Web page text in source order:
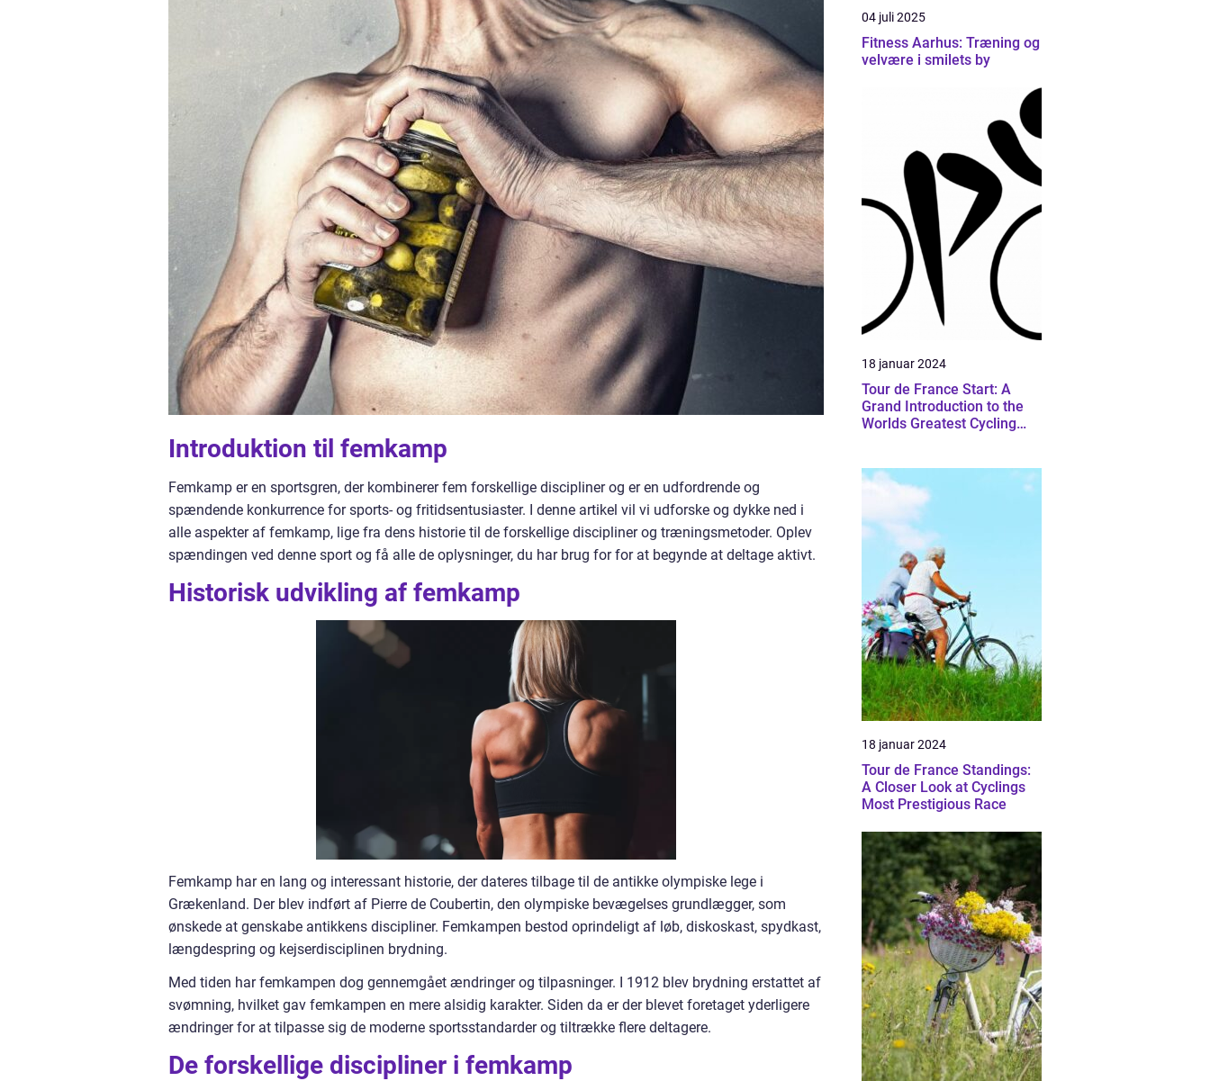
Introduktion til femkamp
Femkamp er en sportsgren, der kombinerer fem forskellige discipliner og er en udfordrende og
spændende konkurrence for sports- og fritidsentusiaster. I denne artikel vil vi udforske og dykke ned i
alle aspekter af femkamp, lige fra dens historie til de forskellige discipliner og træningsmetoder. Oplev
spændingen ved denne sport og få alle de oplysninger, du har brug for for at begynde at deltage aktivt.
Historisk udvikling af femkamp
Femkamp har en lang og interessant historie, der dateres tilbage til de antikke olympiske lege i
Grækenland. Der blev indført af Pierre de Coubertin, den olympiske bevægelses grundlægger, som
ønskede at genskabe antikkens discipliner. Femkampen bestod oprindeligt af løb, diskoskast, spydkast,
længdespring og kejserdisciplinen brydning.
Med tiden har femkampen dog gennemgået ændringer og tilpasninger. I 1912 blev brydning erstattet af
svømning, hvilket gav femkampen en mere alsidig karakter. Siden da er der blevet foretaget yderligere
ændringer for at tilpasse sig de moderne sportsstandarder og tiltrække flere deltagere.
De forskellige discipliner i femkamp
04 juli 2025
Fitness Aarhus: Træning og
velvære i smilets by
18 januar 2024
Tour de France Start: A
Grand Introduction to the
Worlds Greatest Cycling
18 januar 2024
Tour de France Standings:
A Closer Look at Cyclings
Most Prestigious Race